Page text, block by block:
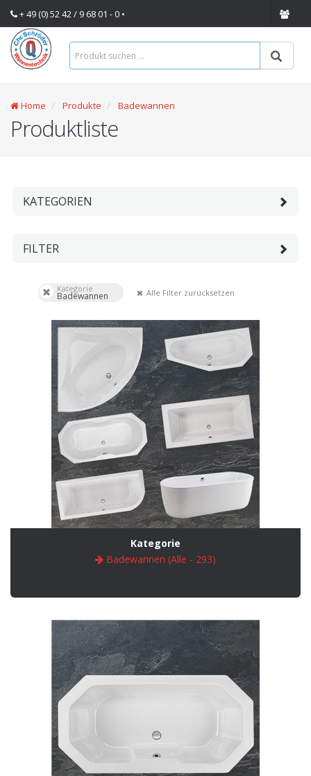
+ 49 (0) 52 42 / 9 68 01 - 0 •
Home Produkte Badewannen
Produktliste
KATEGORIEN
FILTER
Kategorie
Badewannen Alle Filter zurücksetzen
Kategorie
Badewannen (Alle - 293)